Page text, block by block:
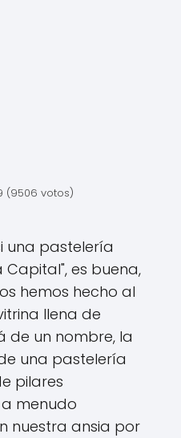
(9506 votos)
una pastelería
es buena,
hemos hecho al
llena de
de un nombre, la
una pastelería
pilares
menudo
nuestra ansia por